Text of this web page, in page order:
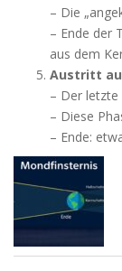
– Die
– Ende der
aus dem
Austritt
– Der letzte
– Diese
– Ende: